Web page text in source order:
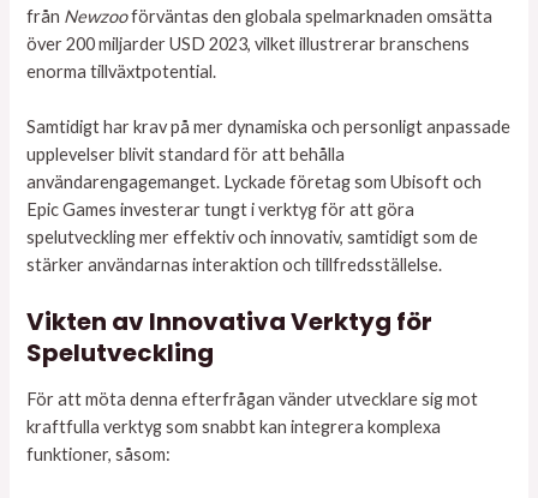
från Newzooförväntas den globala spelmarknaden omsätta
över 200 miljarder USD 2023, vilket illustrerar branschens
enorma tillväxtpotential.
Samtidigt har krav på mer dynamiska och personligt anpassade
upplevelser blivit standard för att behålla
användarengagemanget. Lyckade företag som Ubisoft och
Epic Games investerar tungt i verktyg för att göra
spelutveckling mer effektiv och innovativ, samtidigt som de
stärker användarnas interaktion och tillfredsställelse.
Vikten av Innovativa Verktyg för
Spelutveckling
För att möta denna efterfrågan vänder utvecklare sig mot
kraftfulla verktyg som snabbt kan integrera komplexa
funktioner, såsom: